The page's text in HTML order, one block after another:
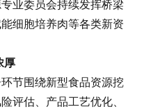
业委员会持续发挥桥梁
细胞培养肉等各类新资
厚
节围绕新型食品资源挖
评估、产品工艺优化、